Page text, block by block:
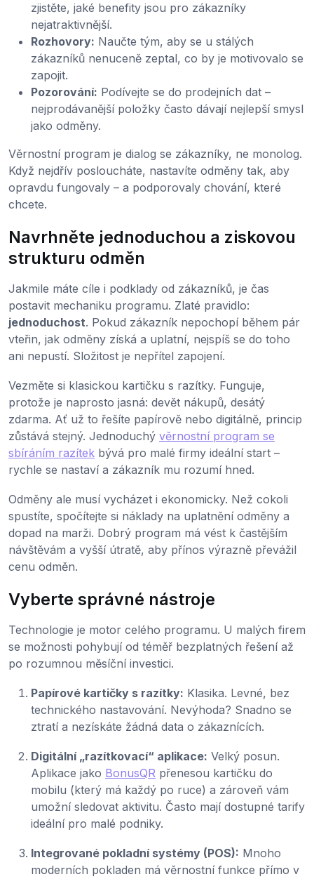
zjistěte, jaké benefity jsou pro zákazníky
nejatraktivnější.
Rozhovory: Naučte tým, aby se u stálých
zákazníků nenuceně zeptal, co by je motivovalo se
zapojit.
Pozorování: Podívejte se do prodejních dat –
nejprodávanější položky často dávají nejlepší smysl
jako odměny.
Věrnostní program je dialog se zákazníky, ne monolog.
Když nejdřív posloucháte, nastavíte odměny tak, aby
opravdu fungovaly – a podporovaly chování, které
chcete.
Navrhněte jednoduchou a ziskovou
strukturu odměn
Jakmile máte cíle i podklady od zákazníků, je čas
postavit mechaniku programu. Zlaté pravidlo:
jednoduchost. Pokud zákazník nepochopí během pár
vteřin, jak odměny získá a uplatní, nejspíš se do toho
ani nepustí. Složitost je nepřítel zapojení.
Vezměte si klasickou kartičku s razítky. Funguje,
protože je naprosto jasná: devět nákupů, desátý
zdarma. Ať už to řešíte papírově nebo digitálně, princip
zůstává stejný. Jednoduchý věrnostní program se
sbíráním razítek bývá pro malé firmy ideální start –
rychle se nastaví a zákazník mu rozumí hned.
Odměny ale musí vycházet i ekonomicky. Než cokoli
spustíte, spočítejte si náklady na uplatnění odměny a
dopad na marži. Dobrý program má vést k častějším
návštěvám a vyšší útratě, aby přínos výrazně převážil
cenu odměn.
Vyberte správné nástroje
Technologie je motor celého programu. U malých firem
se možnosti pohybují od téměř bezplatných řešení až
po rozumnou měsíční investici.
Papírové kartičky s razítky: Klasika. Levné, bez
technického nastavování. Nevýhoda? Snadno se
ztratí a nezískáte žádná data o zákaznících.
Digitální „razítkovací“ aplikace: Velký posun.
Aplikace jako BonusQR přenesou kartičku do
mobilu (který má každý po ruce) a zároveň vám
umožní sledovat aktivitu. Často mají dostupné tarify
ideální pro malé podniky.
Integrované pokladní systémy (POS): Mnoho
moderních pokladen má věrnostní funkce přímo v